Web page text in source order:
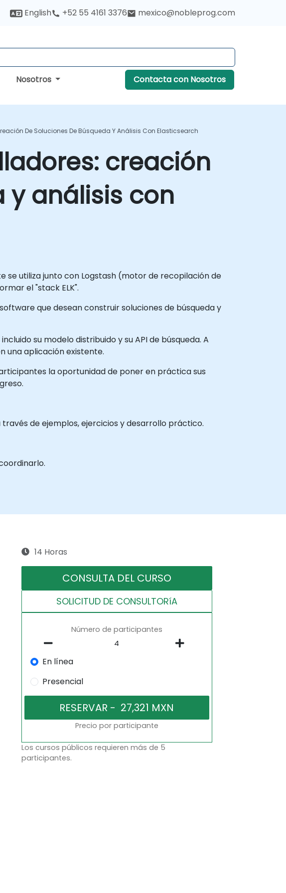
English +52 55 4161 3376 mexico@nobleprog.com
Nosotros Contacta con Nosotros
De Soluciones De Búsqueda Y Análisis Con Elasticsearch
creación
y análisis con
se utiliza junto con Logstash (motor de recopilación de
el "stack ELK".
que desean construir soluciones de búsqueda y
su modelo distribuido y su API de búsqueda. A
una aplicación existente.
la oportunidad de poner en práctica sus
de ejemplos, ejercicios y desarrollo práctico.
14 Horas
CONSULTA DEL CURSO
SOLICITUD DE CONSULTORíA
Número de participantes
En línea
Presencial
Precio por participante
Los cursos públicos requieren más de 5
participantes.